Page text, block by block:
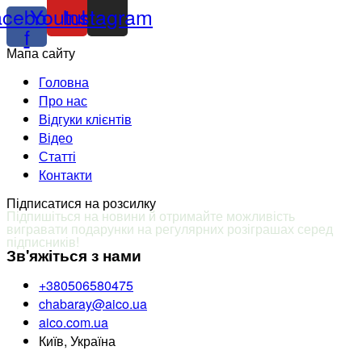
f
Youtube
Instagram
Мапа сайту
Головна
Про нас
Відгуки клієнтів
Відео
Статті
Контакти
Підписатися на розсилку
Підпишіться на новини й отримайте можливість
вигравати подарунки на регулярних розіграшах серед
підписників!
Зв'яжіться з нами
+380506580475
chabaray@aico.ua
aico.com.ua
Київ, Україна